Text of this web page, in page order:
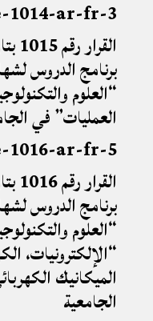
3-Arrete-1014-ar-fr
برنامج الدروس
“العلوم
العمليات” في
5-Arrete-1016-ar-fr
برنامج الدروس
“العلوم
“الإلكترونيات،
الميكانيك
الجامعية